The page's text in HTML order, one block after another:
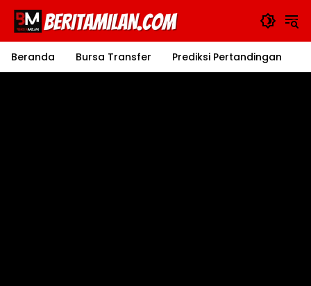
Langsung
konten
Beranda
Bursa Transfer Prediksi Pertandingan